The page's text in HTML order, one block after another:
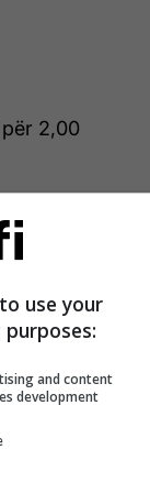
2,00
den/kg
të
use your
and content
development